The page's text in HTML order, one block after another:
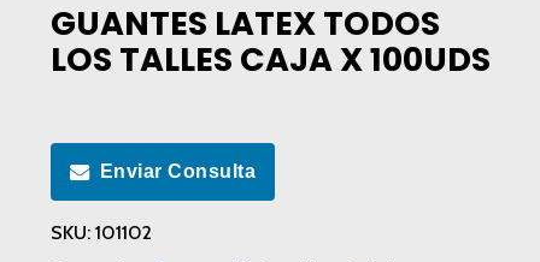
GUANTES LATEX TODOS
LOS TALLES CAJA X 100UDS
Enviar Consulta
SKU: 101102